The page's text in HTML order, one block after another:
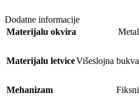
Dodatne informacije
Materijalu okvira
Metal
Materijalu letviceVišeslojna bukva
Mehanizam Fiksni